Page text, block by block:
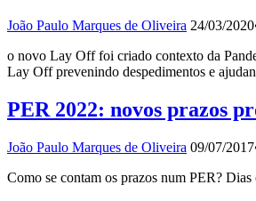
João Paulo Marques de Oliveira 24/03/2020
o novo Lay Off foi criado contexto da
Lay Off prevenindo despedimentos e
PER 2022: novos prazos
João Paulo Marques de Oliveira 09/07/2017
Como se contam os prazos num PER?